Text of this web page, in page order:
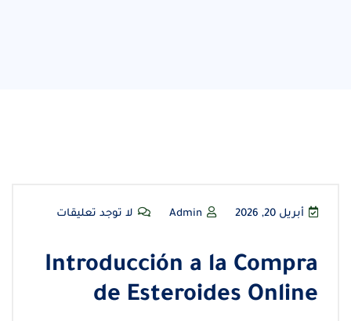
أبريل 20, 2026 لا توجد تعليقات
Introducción a la Compra
de Esteroides Online